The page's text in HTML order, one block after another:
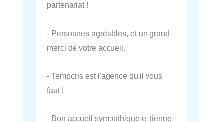
partenariat !
- Personnes agréables, et un grand
merci de votre accueil.
- Temporis est l'agence qu'il vous
faut !
- Bon accueil sympathique et tienne